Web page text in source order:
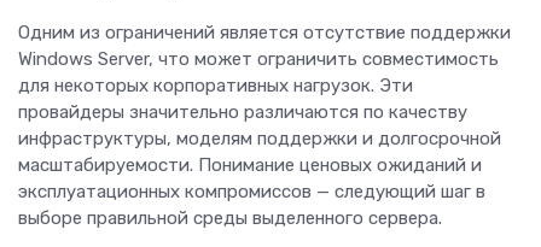
Одним из ограничений является отсутствие поддержки
Windows Server, что может ограничить совместимость
для некоторых корпоративных нагрузок. Эти
провайдеры значительно различаются по качеству
инфраструктуры, моделям поддержки и долгосрочной
масштабируемости. Понимание ценовых ожиданий и
эксплуатационных компромиссов — следующий шаг в
выборе правильной среды выделенного сервера.